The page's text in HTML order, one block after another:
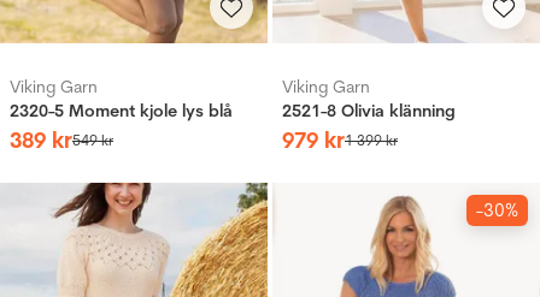
Viking Garn
2320-5 Moment kjole lys blå
389 kr549kr
Viking Garn
2521-8 Olivia klänning
979 kr1 399kr
-30%